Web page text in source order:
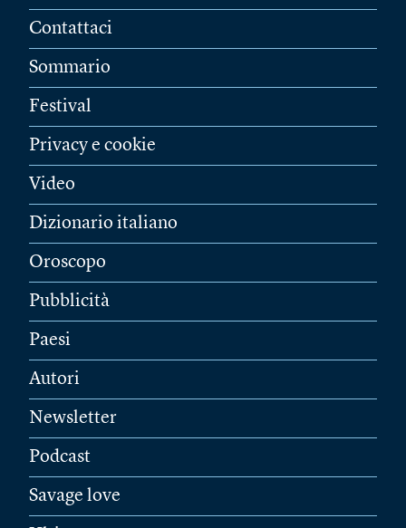
Contattaci
Sommario
Festival
Privacy e cookie
Video
Dizionario italiano
Oroscopo
Pubblicità
Paesi
Autori
Newsletter
Podcast
Savage love